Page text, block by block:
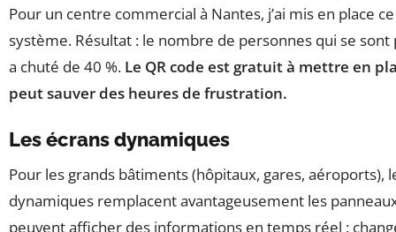
Pour un centre commercial à Nantes, j’ai mis en place ce
système. Résultat : le nombre de personnes qui se sont
a chuté de 40 %. Le QR code est gratuit à mettre en
peut sauver des heures de frustration.
Les écrans dynamiques
Pour les grands bâtiments (hôpitaux, gares, aéroports),
dynamiques remplacent avantageusement les
peuvent afficher des informations en temps réel :